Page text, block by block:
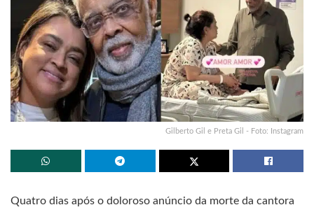
Gilberto Gil e Preta Gil - Foto: Instagram
Quatro dias após o doloroso anúncio da morte da cantora